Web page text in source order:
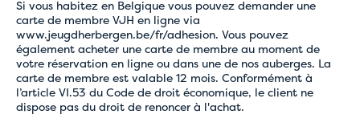
Si vous habitez en Belgique vous pouvez demander une
carte de membre VJH en ligne via
www.jeugdherbergen.be/fr/adhesion. Vous pouvez
également acheter une carte de membre au moment de
votre réservation en ligne ou dans une de nos auberges. La
carte de membre est valable 12 mois. Conformément à
l’article VI.53 du Code de droit économique, le client ne
dispose pas du droit de renoncer à l'achat.